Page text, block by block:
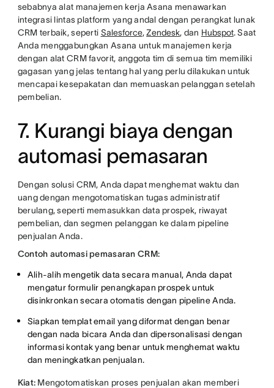
sebabnya alat manajemen kerja Asana menawarkan
integrasi lintas platform yang andal dengan perangkat lunak
CRM terbaik, seperti Salesforce,Zendesk, dan Hubspot. Saat
Anda menggabungkan Asana untuk manajemen kerja
dengan alat CRM favorit, anggota tim di semua tim memiliki
gagasan yang jelas tentang hal yang perlu dilakukan untuk
mencapai kesepakatan dan memuaskan pelanggan setelah
pembelian.
7. Kurangi biaya dengan
automasi pemasaran
Dengan solusi CRM, Anda dapat menghemat waktu dan
uang dengan mengotomatiskan tugas administratif
berulang, seperti memasukkan data prospek, riwayat
pembelian, dan segmen pelanggan ke dalam pipeline
penjualan Anda.
Contoh automasi pemasaran CRM:
Alih-alih mengetik data secara manual, Anda dapat
mengatur formulir penangkapan prospek untuk
disinkronkan secara otomatis dengan pipeline Anda.
Siapkan templat email yang diformat dengan benar
dengan nada bicara Anda dan dipersonalisasi dengan
informasi kontak yang benar untuk menghemat waktu
dan meningkatkan penjualan.
Kiat: Mengotomatiskan proses penjualan akan memberi